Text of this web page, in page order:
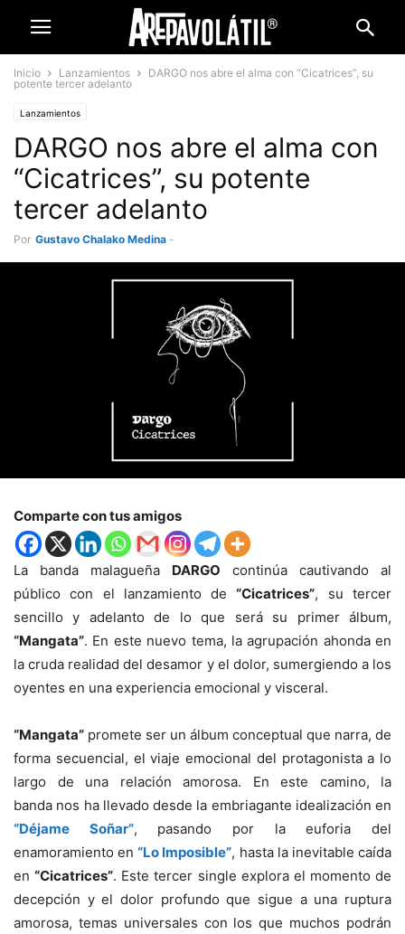
Inicio Lanzamientos
DARGO nos abre el alma con “Cicatrices”, su
potente tercer adelanto
Lanzamientos
DARGO nos abre el alma con
“Cicatrices”, su potente
tercer adelanto
Por Gustavo Chalako Medina -
Comparte con tus amigos
La banda malagueña DARGO continúa cautivando al
público con el lanzamiento de“Cicatrices”, su tercer
sencillo y adelanto de lo que será su primer álbum,
“Mangata”. En este nuevo tema, la agrupación ahonda en
la cruda realidad del desamor y el dolor, sumergiendo a los
oyentes en una experiencia emocional y visceral.
“Mangata” promete ser un álbum conceptual que narra, de
forma secuencial, el viaje emocional del protagonista a lo
largo de una relación amorosa. En este camino, la
banda nos ha llevado desde la embriagante idealización en
“Déjame Soñar”, pasando por la euforia del
enamoramiento en“Lo Imposible”, hasta la inevitable caída
en“Cicatrices”. Este tercer single explora el momento de
decepción y el dolor profundo que sigue a una ruptura
amorosa, temas universales con los que muchos podrán